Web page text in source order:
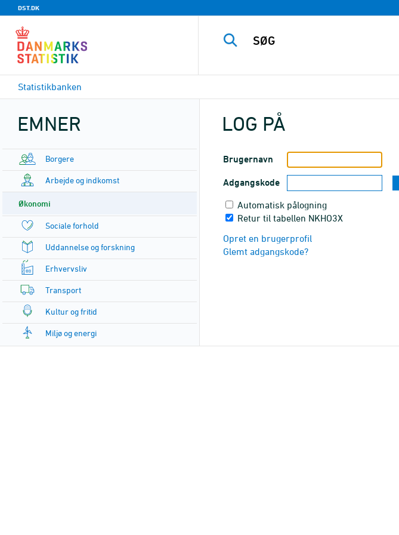
DST.DK
Statistikbanken
EMNER
Borgere
Arbejde og indkomst
Økonomi
Sociale forhold
Uddannelse og forskning
Erhvervsliv
Transport
Kultur og fritid
Miljø og energi
LOG PÅ
Brugernavn
Adgangskode
Automatisk pålogning
Retur til tabellen NKHO3X
Opret en brugerprofil
Glemt adgangskode?